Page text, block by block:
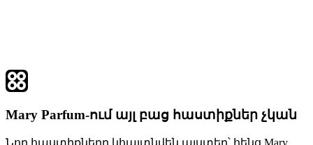
Mary Parfum-ում այլ բաց հաստիքներ չկան
Նոր հաստիքները կհայտնվեն այստեղ՝ հենց Mary